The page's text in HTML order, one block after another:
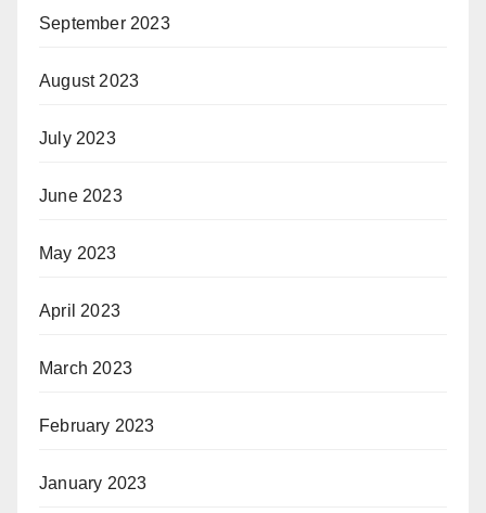
September 2023
August 2023
July 2023
June 2023
May 2023
April 2023
March 2023
February 2023
January 2023